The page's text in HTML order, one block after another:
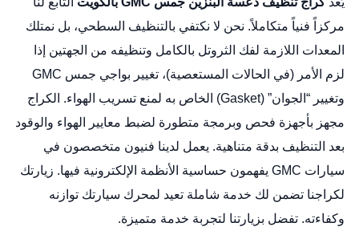
مركزاً فنياً متكاملاً. نحن لا نكتفي بالتنظيف السطحي، بل نمتلك
المعدات اللازمة لفك الثروتل بالكامل وتنظيفه من الجهتين إذا
لزم الأمر (في الحالات المستعصية)، تغيير بواجي جمس GMC
وتغيير “الجوان” (Gasket) الخاص به لمنع تسريب الهواء. الكراج
مجهز بأجهزة فحص وبرمجة متطورة لضبط معايير الهواء والوقود
بعد التنظيف بدقة متناهية. يعمل لدينا فنيون متخصصون في
سيارات GMC يفهمون حساسية الأنظمة الإلكترونية فيها. زيارتك
لكراجنا تضمن لك خدمة شاملة تعيد لمحرك سيارتك توازنه
وكفاءته. تفضل بزيارتنا لتجربة خدمة متميزة.